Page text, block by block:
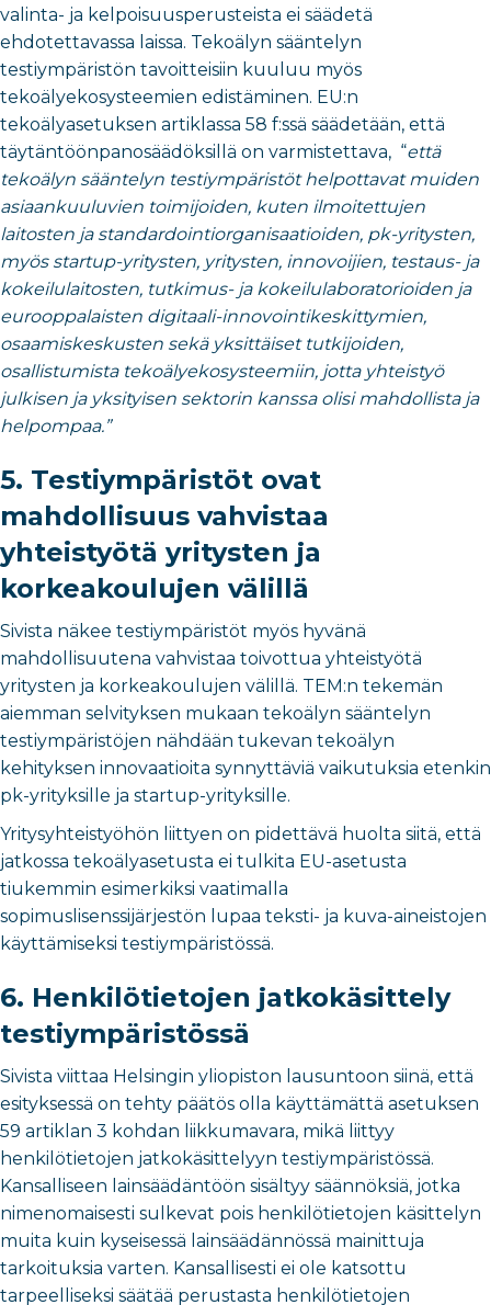
valinta- ja kelpoisuusperusteista ei säädetä
ehdotettavassa laissa. Tekoälyn sääntelyn
testiympäristön tavoitteisiin kuuluu myös
tekoälyekosysteemien edistäminen. EU:n
tekoälyasetuksen artiklassa 58 f:ssä säädetään, että
täytäntöönpanosäädöksillä on varmistettava, “että
tekoälyn sääntelyn testiympäristöt helpottavat muiden
asiaankuuluvien toimijoiden, kuten ilmoitettujen
laitosten ja standardointiorganisaatioiden, pk-yritysten,
myös startup-yritysten, yritysten, innovoijien, testaus- ja
kokeilulaitosten, tutkimus- ja kokeilulaboratorioiden ja
eurooppalaisten digitaali-innovointikeskittymien,
osaamiskeskusten sekä yksittäiset tutkijoiden,
osallistumista tekoälyekosysteemiin, jotta yhteistyö
julkisen ja yksityisen sektorin kanssa olisi mahdollista ja
helpompaa.”
5. Testiympäristöt ovat
mahdollisuus vahvistaa
yhteistyötä yritysten ja
korkeakoulujen välillä
Sivista näkee testiympäristöt myös hyvänä
mahdollisuutena vahvistaa toivottua yhteistyötä
yritysten ja korkeakoulujen välillä. TEM:n tekemän
aiemman selvityksen mukaan tekoälyn sääntelyn
testiympäristöjen nähdään tukevan tekoälyn
kehityksen innovaatioita synnyttäviä vaikutuksia etenkin
pk-yrityksille ja startup-yrityksille.
Yritysyhteistyöhön liittyen on pidettävä huolta siitä, että
jatkossa tekoälyasetusta ei tulkita EU-asetusta
tiukemmin esimerkiksi vaatimalla
sopimuslisenssijärjestön lupaa teksti- ja kuva-aineistojen
käyttämiseksi testiympäristössä.
6. Henkilötietojen jatkokäsittely
testiympäristössä
Sivista viittaa Helsingin yliopiston lausuntoon siinä, että
esityksessä on tehty päätös olla käyttämättä asetuksen
59 artiklan 3 kohdan liikkumavara, mikä liittyy
henkilötietojen jatkokäsittelyyn testiympäristössä.
Kansalliseen lainsäädäntöön sisältyy säännöksiä, jotka
nimenomaisesti sulkevat pois henkilötietojen käsittelyn
muita kuin kyseisessä lainsäädännössä mainittuja
tarkoituksia varten. Kansallisesti ei ole katsottu
tarpeelliseksi säätää perustasta henkilötietojen